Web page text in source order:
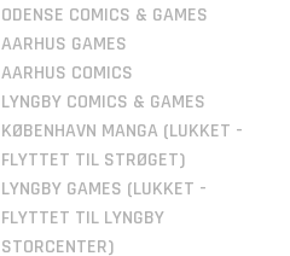
ODENSE COMICS & GAMES
AARHUS GAMES
AARHUS COMICS
LYNGBY COMICS & GAMES
KØBENHAVN MANGA (LUKKET -
FLYTTET TIL STRØGET)
LYNGBY GAMES (LUKKET -
FLYTTET TIL LYNGBY
STORCENTER)